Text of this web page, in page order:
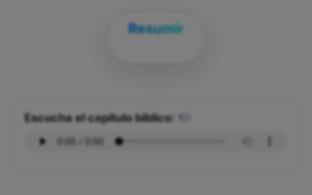
Resumir
Escucha el capítulo bíblico: